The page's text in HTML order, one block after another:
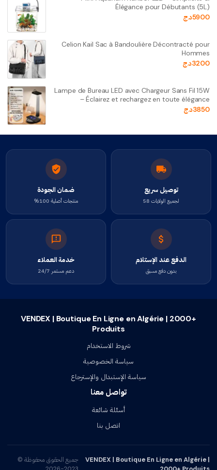
Élégance pour Débutants (5L)
5900د.ج
Celion Kail Sac à Bandoulière Décontracté pour
Hommes
3200د.ج
Lampe de Bureau LED avec Chargeur Sans Fil 15W
– Éclairez et rechargez en toute élégance
3850د.ج
توصيل سريع
لجميع الولايات 58
ضمان الجودة
منتجات أصلية 100%
الدفع عند الإستلام
بدون دفع مسبق
خدمة العملاء
دعم مستمر 24/7
VENDEX | Boutique En Ligne en Algérie | 2000+
Produits
شروط الاستخدام
سياسة الخصوصية
سياسة الإستبدال والإسترجاع
تواصل معنا
أسئلة شائعة
اتصل بنا
VENDEX | Boutique En Ligne en Algérie |
جميع الحقوق محفوظة ©